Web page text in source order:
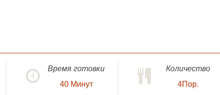
Время готовки
40 Минут
Количество
4Пор.